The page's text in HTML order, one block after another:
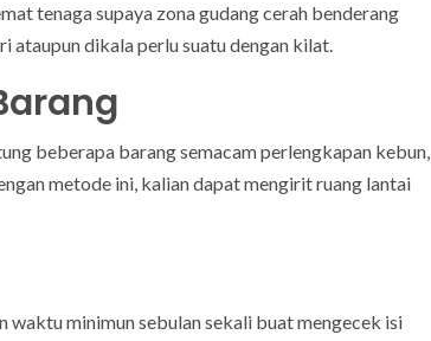
tenaga supaya zona gudang cerah benderang
ataupun dikala perlu suatu dengan kilat.
beberapa barang semacam perlengkapan kebun,
metode ini, kalian dapat mengirit ruang lantai
minimun sebulan sekali buat mengecek isi